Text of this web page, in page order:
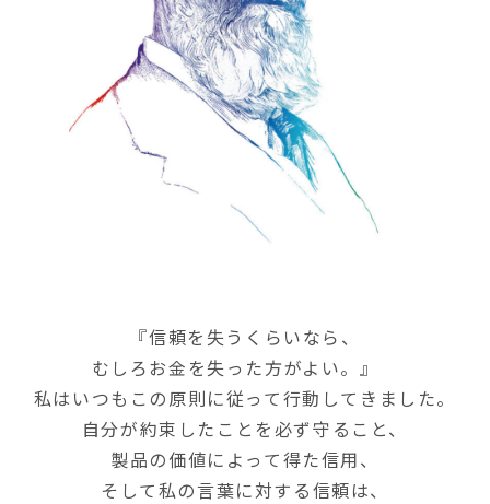
『信頼を失うくらいなら、
むしろお金を失った方がよい。』
私はいつもこの原則に従って行動してきました。
自分が約束したことを必ず守ること、
製品の価値によって得た信用、
そして私の言葉に対する信頼は、